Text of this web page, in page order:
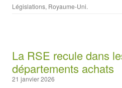
Législations, Royaume-Uni.
La RSE recule dans
départements achats
21 janvier 2026